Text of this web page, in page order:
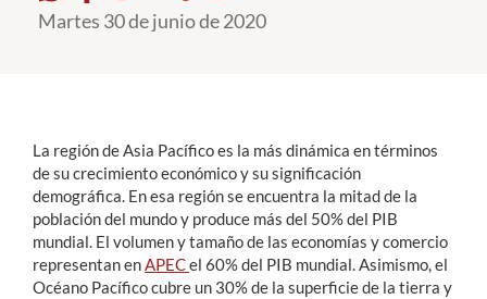
Alumni
English
Martes 30 de junio de 2020
La región de Asia Pacífico es la más dinámica en términos
de su crecimiento económico y su significación
demográfica. En esa región se encuentra la mitad de la
población del mundo y produce más del 50% del PIB
mundial. El volumen y tamaño de las economías y comercio
representan enAPECel 60% del PIB mundial. Asimismo, el
Océano Pacífico cubre un 30% de la superficie de la tierra y